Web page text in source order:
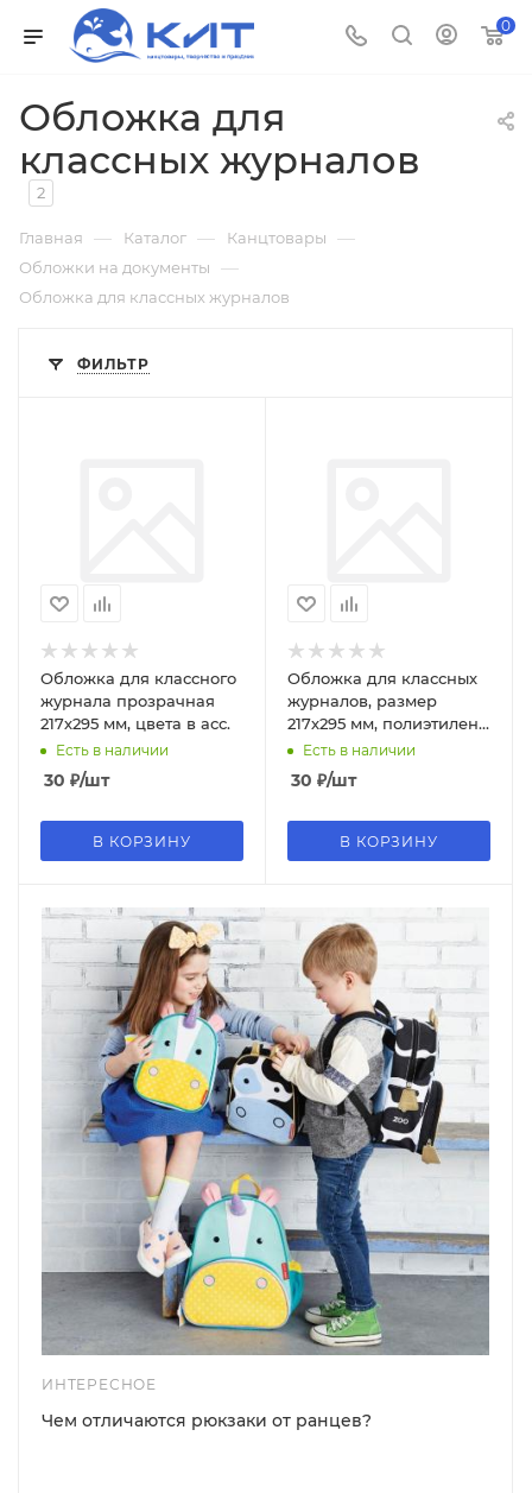
0
Обложка для
классных журналов
2
Главная — Каталог — Канцтовары —
Обложки на документы —
Обложка для классных журналов
ФИЛЬТР
Обложка для классного
журнала прозрачная
217х295 мм, цвета в асс.
Есть в наличии
30 ₽/шт
В КОРЗИНУ
Обложка для классных
журналов, размер
217х295 мм, полиэтилен,
150 мкм
Есть в наличии
30 ₽/шт
В КОРЗИНУ
ИНТЕРЕСНОЕ
Чем отличаются рюкзаки от ранцев?